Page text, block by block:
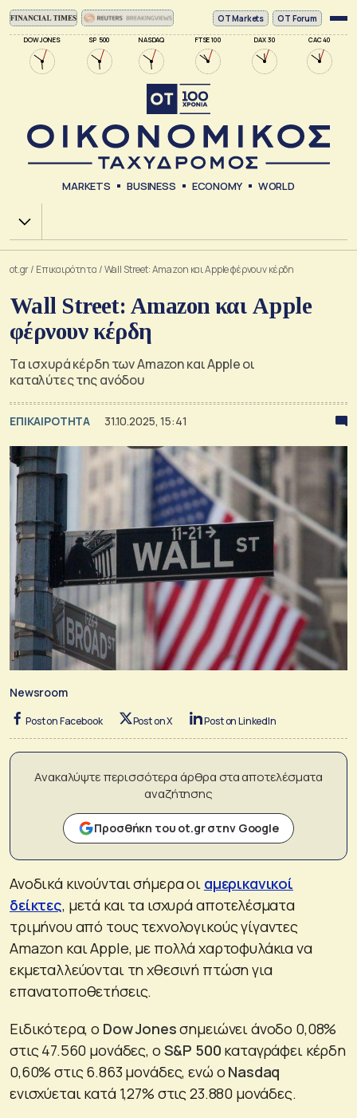
DOW JONES SP 500 NASDAQ FTSE 100 DAX 30 CAC 40
ΟΤ Markets OT Forum
MARKETS BUSINESS ECONOMY WORLD
Χ.Α.
ot.gr/ Επικαιρότητα /Wall Street: Amazon και Apple φέρνουν κέρδη
Wall Street: Amazon και Apple
φέρνουν κέρδη
Τα ισχυρά κέρδη των Amazon και Apple οι
καταλύτες της ανόδου
ΕΠΙΚΑΙΡΟΤΗΤΑ 31.10.2025, 15:41
Newsroom
Post on Facebook Post on X Post on LinkedIn
Ανακαλύψτε περισσότερα άρθρα στα αποτελέσματα
αναζήτησης
Προσθήκη του ot.gr στην Google
Ανοδικά κινούνται σήμερα οι αμερικανικοί
δείκτες, μετά και τα ισχυρά αποτελέσματα
τριμήνου από τους τεχνολογικούς γίγαντες
Amazon και Apple, με πολλά χαρτοφυλάκια να
εκμεταλλεύονται τη χθεσινή πτώση για
επανατοποθετήσεις.
Ειδικότερα, ο Dow Jonesσημειώνει άνοδο 0,08%
στις 47.560 μονάδες, ο S&P 500 καταγράφει κέρδη
0,60% στις 6.863 μονάδες, ενώ ο Nasdaq
ενισχύεται κατά 1,27% στις 23.880 μονάδες.